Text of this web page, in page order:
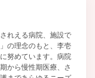
されえる病院、施設で
の理念のもと、李壱
努めています。病院
から慢性期医療、さ